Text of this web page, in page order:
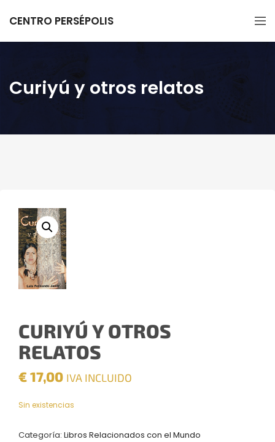
CENTRO PERSÉPOLIS
Curiyú y otros relatos
CURIYÚ Y OTROS
RELATOS
€17,00 IVA INCLUIDO
Sin existencias
Categoría: Libros Relacionados con el Mundo